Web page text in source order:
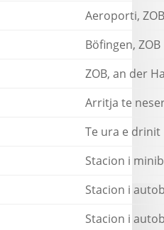
Aeroporti, ZOB
Böfingen, ZOB
ZOB, an der
Arritja te
Te ura e drinit
Stacion i
Stacion i
Stacion i